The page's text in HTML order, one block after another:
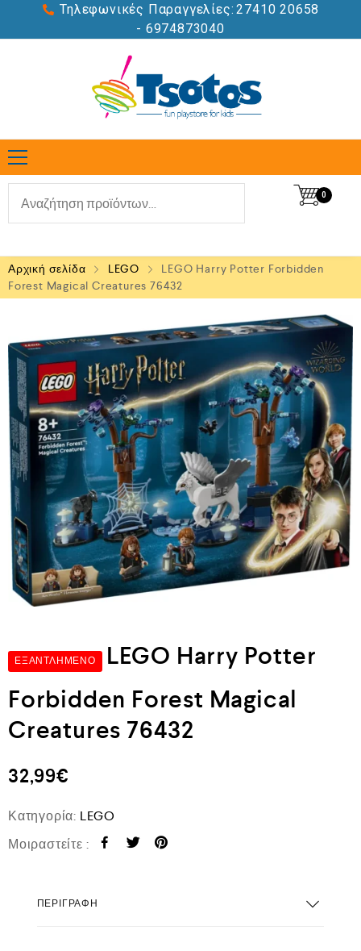
Τηλεφωνικές Παραγγελίες: 27410 20658
- 6974873040
0
Αρχική σελίδα LEGO
LEGO Harry Potter Forbidden
Forest Magical Creatures 76432
ΕΞΑΝΤΛΗΜΈΝΟ
LEGO Harry Potter
Forbidden Forest Magical
Creatures 76432
32,99€
Κατηγορία: LEGO
Μοιραστείτε :
ΠΕΡΙΓΡΑΦΉ